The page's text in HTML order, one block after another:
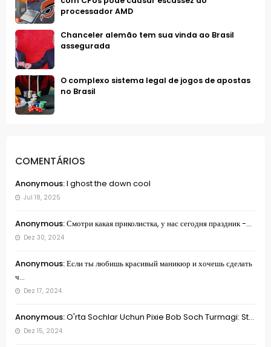
COMENTÁRIOS
Anonymous:I ghost the down cool
Jul 18, 2025
Anonymous:Смотри какая приколистка, у нас сегодня праздник -...
Dez 30, 2024
Anonymous:Если ты любишь красивый маникюр и хочешь сделать
ч...
Dez 17, 2024
Anonymous:O'rta Sochlar Uchun Pixie Bob Soch Turmagi: St...
Dez 15, 2024
processador AMD
Chanceler alemão tem sua vinda ao Brasil
assegurada
O complexo sistema legal de jogos de apostas
no Brasil